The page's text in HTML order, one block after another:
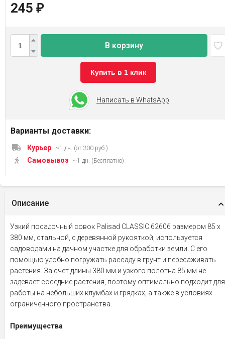
245 ₽
В корзину
Купить в 1 клик
Написать в WhatsApp
Варианты доставки:
Курьер ~1 дн. (от 300 руб.)
Самовывоз ~1 дн. (Бесплатно)
Описание
Узкий посадочный совок Palisad CLASSIC 62606 размером 85 х
380 мм, стальной, с деревянной рукояткой, используется
садоводами на дачном участке для обработки земли. С его
помощью удобно погружать рассаду в грунт и пересаживать
растения. За счет длины 380 мм и узкого полотна 85 мм не
задевает соседние растения, поэтому оптимально подходит для
работы на небольших клумбах и грядках, а также в условиях
ограниченного пространства.
Преимущества